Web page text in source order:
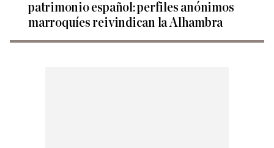
patrimonio español: perfiles anónimos
marroquíes reivindican la Alhambra